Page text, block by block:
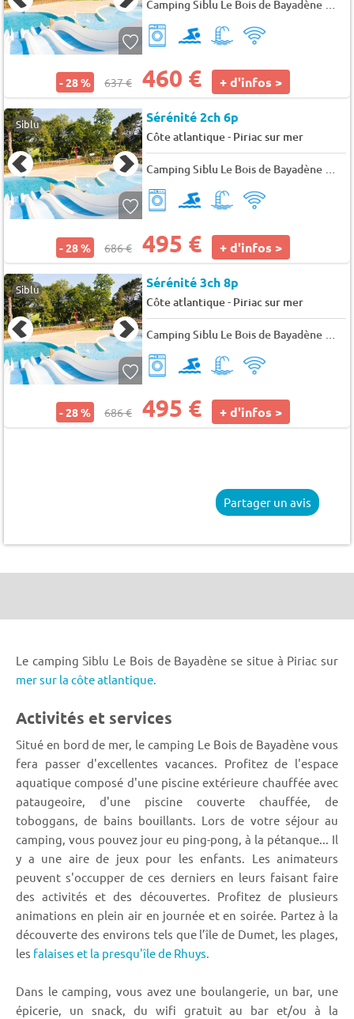
- 28 % 637 € 460 € + d'infos >
Siblu Sérénité 2ch 6p
Côte atlantique- Piriac sur mer
Camping Siblu Le Bois de Bayadène
- 28 % 686 € 495 € + d'infos >
Siblu Sérénité 3ch 8p
Côte atlantique- Piriac sur mer
- 28 % 686 € 495 € + d'infos >
Partager un avis
Le camping Siblu Le Bois de Bayadène se situe à Piriac sur
mer sur la côte atlantique.
Activités et services
Situé en bord de mer, le camping Le Bois de Bayadène vous
fera passer d'excellentes vacances. Profitez de l'espace
aquatique composé d'une piscine extérieure chauffée avec
pataugeoire, d'une piscine couverte chauffée, de
toboggans, de bains bouillants. Lors de votre séjour au
camping, vous pouvez jour eu ping-pong, à la pétanque... Il
y a une aire de jeux pour les enfants. Les animateurs
peuvent s'occupper de ces derniers en leurs faisant faire
des activités et des découvertes. Profitez de plusieurs
animations en plein air en journée et en soirée. Partez à la
découverte des environs tels que l’île de Dumet, les plages,
les falaises et la presqu'île de Rhuys.
Dans le camping, vous avez une boulangerie, un bar, une
épicerie, un snack, du wifi gratuit au bar et/ou à la